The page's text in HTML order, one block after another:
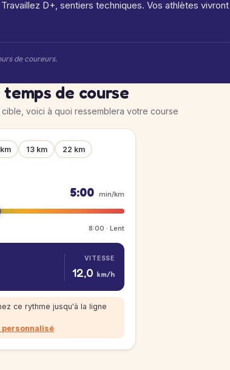
D+, sentiers techniques. Vos athlètes vivront
de coureurs.
de course
voici à quoi ressemblera votre course
13 km
22 km
5:00 min/km
8:00 · Lent
VITESSE
12,0 km/h
ce rythme jusqu'à la ligne
personnalisé